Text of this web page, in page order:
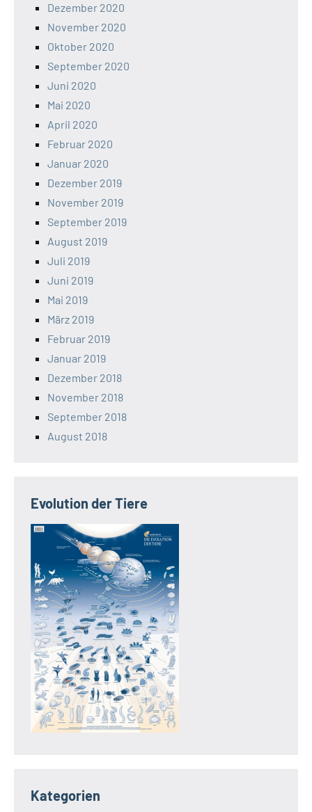
Dezember 2020
November 2020
Oktober 2020
September 2020
Juni 2020
Mai 2020
April 2020
Februar 2020
Januar 2020
Dezember 2019
November 2019
September 2019
August 2019
Juli 2019
Juni 2019
Mai 2019
März 2019
Februar 2019
Januar 2019
Dezember 2018
November 2018
September 2018
August 2018
Evolution der Tiere
Kategorien